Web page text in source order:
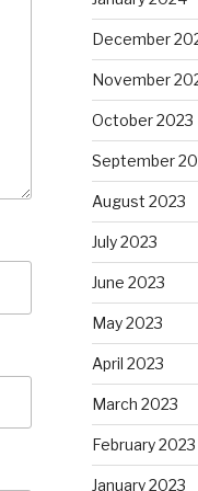
December
November
October 2023
September
August 2023
July 2023
June 2023
May 2023
April 2023
March 2023
February 2023
January 2023